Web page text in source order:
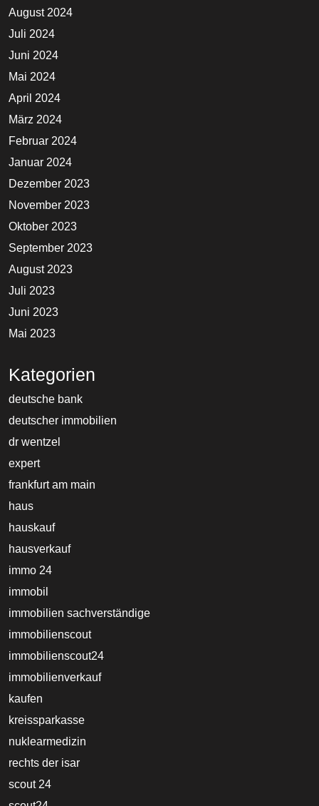
August 2024
Juli 2024
Juni 2024
Mai 2024
April 2024
März 2024
Februar 2024
Januar 2024
Dezember 2023
November 2023
Oktober 2023
September 2023
August 2023
Juli 2023
Juni 2023
Mai 2023
Kategorien
deutsche bank
deutscher immobilien
dr wentzel
expert
frankfurt am main
haus
hauskauf
hausverkauf
immo 24
immobil
immobilien sachverständige
immobilienscout
immobilienscout24
immobilienverkauf
kaufen
kreissparkasse
nuklearmedizin
rechts der isar
scout 24